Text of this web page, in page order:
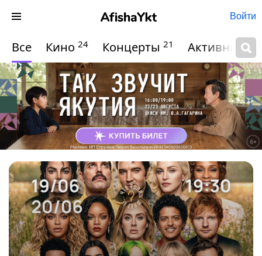
Войти
Все Кино 24 Концерты 21 Активный